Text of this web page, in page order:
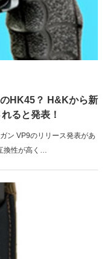
HK45？ H&Kから新
ると発表！
ン VP9のリリース発表があ
換性が高く…